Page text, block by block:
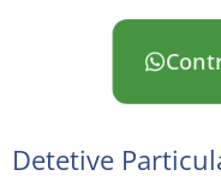
Detetive